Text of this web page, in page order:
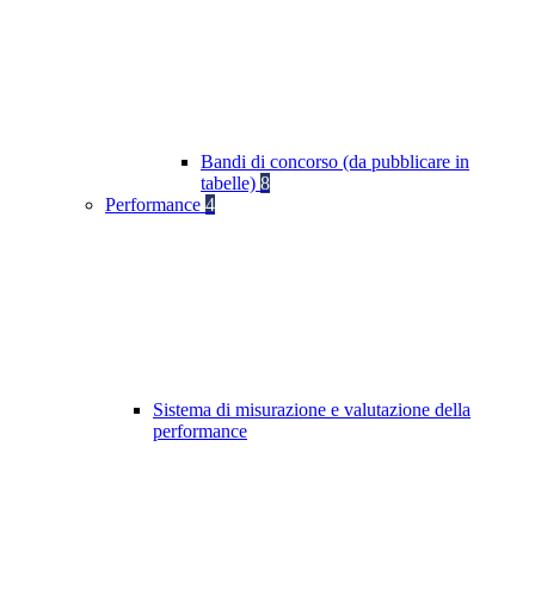
Bandi di concorso (da pubblicare in
tabelle) 8
Performance 4
Sistema di misurazione e valutazione della
performance